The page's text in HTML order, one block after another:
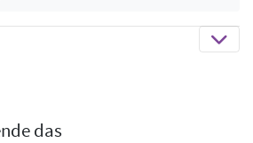
das